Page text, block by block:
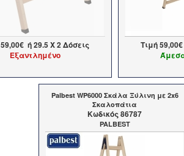
59,00€ή29.5 X 2 Δόσεις
Εξαντλημένο
Τιμή59,00€
Palbest WP6000 Σκάλα Ξύλινη με 2x6
Σκαλοπάτια
Kωδικός 86787
PALBEST